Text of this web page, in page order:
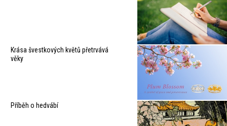
Krása švestkových květů přetrvává
věky
Příběh o hedvábí